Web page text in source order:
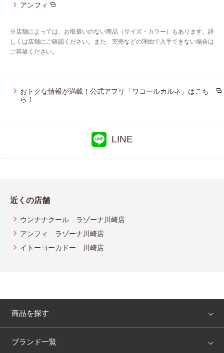
アンフィ
※店舗によっては、お取扱いのない商品（サイズ・カラー）もあります。詳
しくは店舗にご確認ください。また、完売などの理由で入手できない場合は
ご容赦ください。
おトクな情報が満載！公式アプリ「ワコールカルネ」はこち
ら！
LINE
近くの店舗
ウンナナクール ラゾーナ川崎店
アンフィ ラゾーナ川崎店
イトーヨーカドー 川崎店
商品を探す
アイテム
ブランド一覧